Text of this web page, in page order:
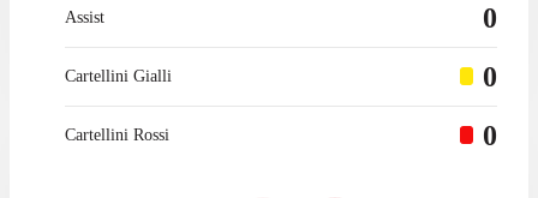
Assist 0
Cartellini Gialli 0
Cartellini Rossi 0